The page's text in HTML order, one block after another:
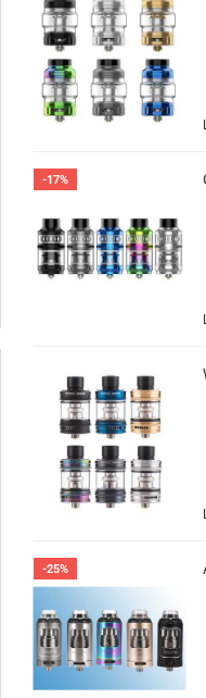
-17%
-25%